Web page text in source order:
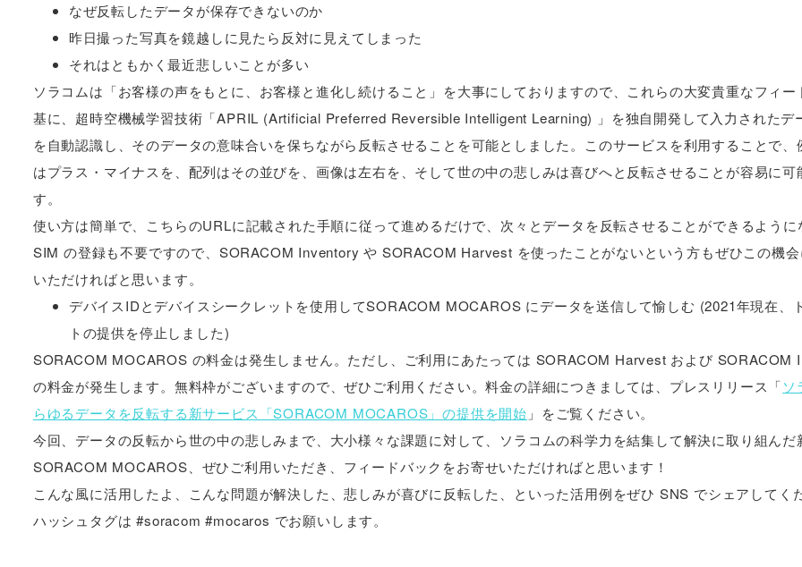
なぜ反転したデータが保存できないのか
昨日撮った写真を鏡越しに見たら反対に見えてしまった
それはともかく最近悲しいことが多い
ソラコムは「お客様の声をもとに、お客様と進化し続けること」を大事にしておりますので、これらの大変貴重なフィー
基に、超時空機械学習技術「APRIL (Artificial Preferred Reversible Intelligent Learning) 」を独自開発して入力されたデ
を自動認識し、そのデータの意味合いを保ちながら反転させることを可能としました。このサービスを利用することで、
はプラス・マイナスを、配列はその並びを、画像は左右を、そして世の中の悲しみは喜びへと反転させることが容易に可
す。
使い方は簡単で、こちらのURLに記載された手順に従って進めるだけで、次々とデータを反転させることができるように
SIM の登録も不要ですので、SORACOM Inventory や SORACOM Harvest を使ったことがないという方もぜひこの機会
いただければと思います。
デバイスIDとデバイスシークレットを使用してSORACOM MOCAROS にデータを送信して愉しむ (2021年現在、
トの提供を停止しました)
SORACOM MOCAROS の料金は発生しません。ただし、ご利用にあたっては SORACOM Harvest および SORACOM
の料金が発生します。無料枠がございますので、ぜひご利用ください。料金の詳細につきましては、プレスリリース「ソ
らゆるデータを反転する新サービス「SORACOM MOCAROS」の提供を開始 」をご覧ください。
今回、データの反転から世の中の悲しみまで、大小様々な課題に対して、ソラコムの科学力を結集して解決に取り組んだ
SORACOM MOCAROS、ぜひご利用いただき、フィードバックをお寄せいただければと思います！
こんな風に活用したよ、こんな問題が解決した、悲しみが喜びに反転した、といった活用例をぜひ SNS でシェアしてくだ
ハッシュタグは #soracom #mocaros でお願いします。